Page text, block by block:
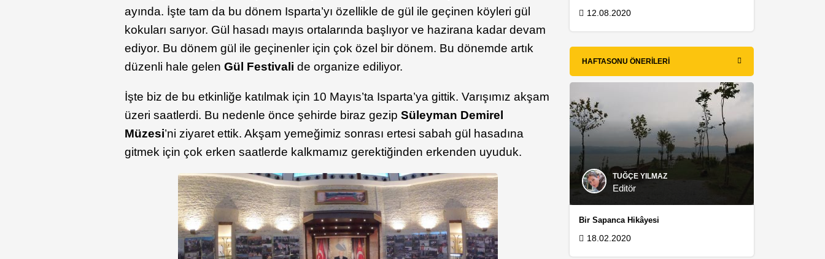
ayında. İşte tam da bu dönem Isparta’yı özellikle de gül ile geçinen köyleri gül
kokuları sarıyor. Gül hasadı mayıs ortalarında başlıyor ve hazirana kadar devam
ediyor. Bu dönem gül ile geçinenler için çok özel bir dönem. Bu dönemde artık
düzenli hale gelenGül Festivali de organize ediliyor.
İşte biz de bu etkinliğe katılmak için 10 Mayıs’ta Isparta’ya gittik. Varışımız akşam
üzeri saatlerdi. Bu nedenle önce şehirde biraz gezipSüleyman Demirel
Müzesi’ni ziyaret ettik. Akşam yemeğimiz sonrası ertesi sabah gül hasadına
gitmek için çok erken saatlerde kalkmamız gerektiğinden erkenden uyuduk.
12.08.2020
HAFTASONU ÖNERILERI
TUĞÇE YILMAZ
Editör
Bir Sapanca Hikâyesi
18.02.2020